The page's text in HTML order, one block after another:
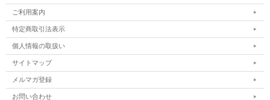
ご利用案内
特定商取引法表示
個人情報の取扱い
サイトマップ
メルマガ登録
お問い合わせ